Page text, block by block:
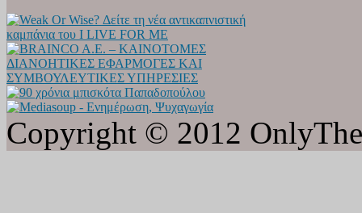
Copyright © 2012